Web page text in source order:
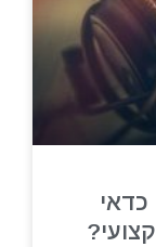
כדאי